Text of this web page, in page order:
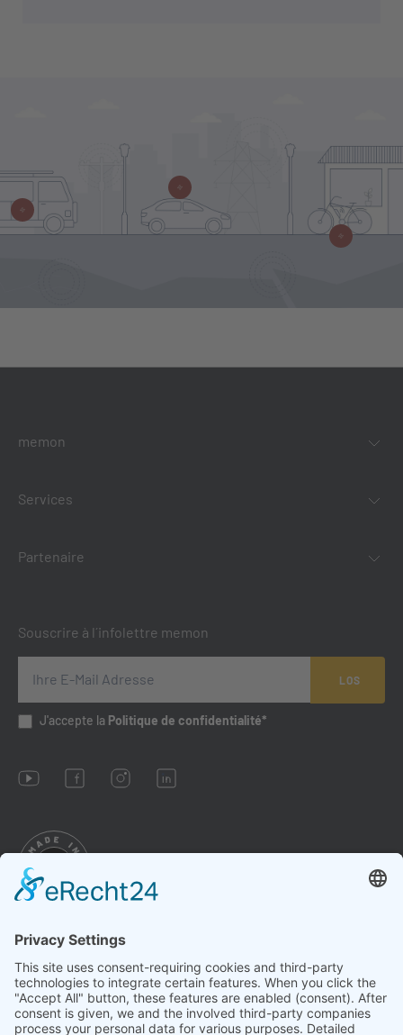
memon
Services
Partenaire
Souscrire à l´infolettre memon
LOS
J'accepte la Politique de confidentialité*
Impressum
Conditions